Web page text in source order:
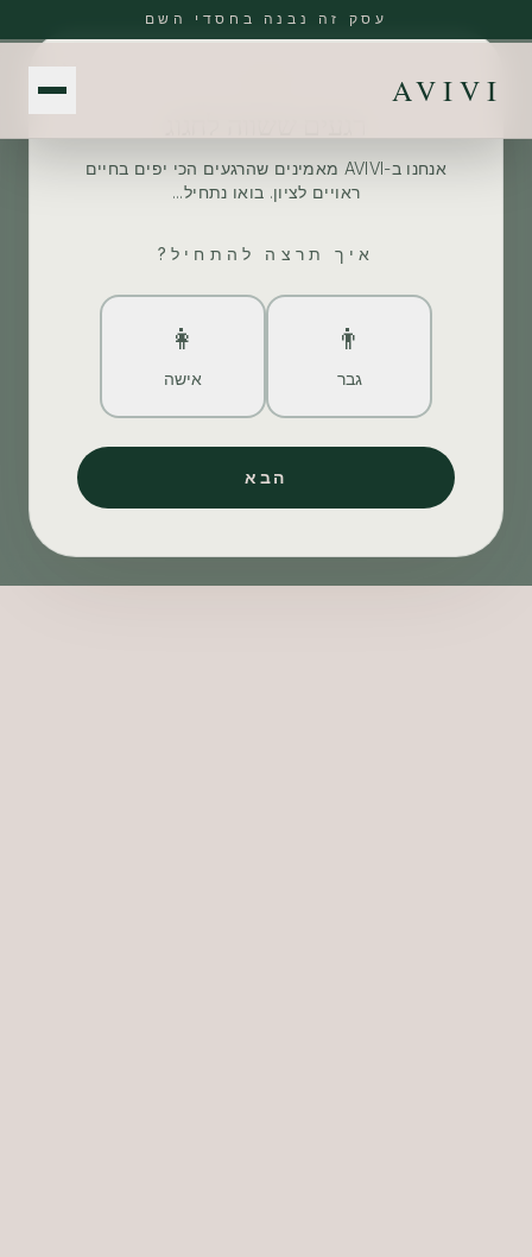
אנחנו ב-AVIVI מאמינים שהרגעים הכי יפים בחיים
ראויים לציון. בואו נתחיל...
איך תרצה להתחיל?
👨
גבר
👩
אישה
הבא
עסק זה נבנה בחסדי השם
AVIVI